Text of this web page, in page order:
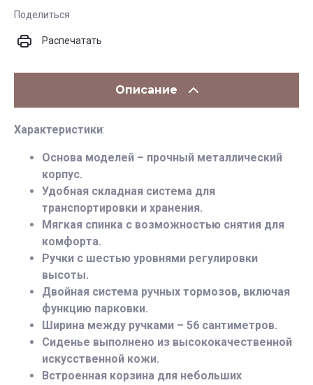
Поделиться
Распечатать
Описание
Характеристики:
Основа моделей – прочный металлический
корпус.
Удобная складная система для
транспортировки и хранения.
Мягкая спинка с возможностью снятия для
комфорта.
Ручки с шестью уровнями регулировки
высоты.
Двойная система ручных тормозов, включая
функцию парковки.
Ширина между ручками – 56 сантиметров.
Сиденье выполнено из высококачественной
искусственной кожи.
Встроенная корзина для небольших